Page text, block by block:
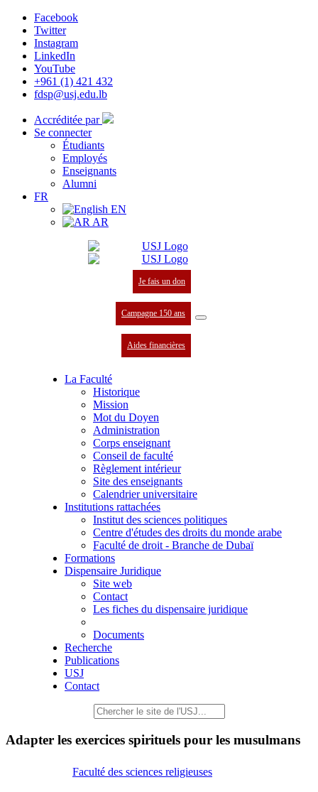
Facebook
Twitter
Instagram
LinkedIn
YouTube
+961 (1) 421 432
fdsp@usj.edu.lb
Accréditée par
Se connecter
Étudiants
Employés
Enseignants
Alumni
FR
EN
AR
Je fais un don
Campagne 150 ans
Aides financières
La Faculté
Historique
Mission
Mot du Doyen
Administration
Corps enseignant
Conseil de faculté
Règlement intérieur
Site des enseignants
Calendrier universitaire
Institutions rattachées
Institut des sciences politiques
Centre d'études des droits du monde arabe
Faculté de droit - Branche de Dubaï
Formations
Dispensaire Juridique
Site web
Contact
Les fiches du dispensaire juridique
Documents
Recherche
Publications
USJ
Contact
Adapter les exercices spirituels pour les musulmans
Faculté des sciences religieuses